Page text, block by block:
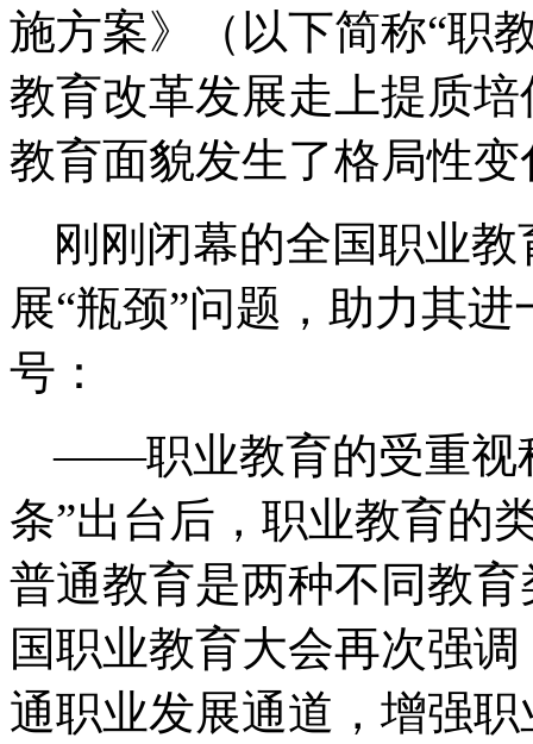
施方案》（以下简称“职
教育改革发展走上提质
教育面貌发生了格局性变
刚刚闭幕的全国职业
展“瓶颈”问题，助力其
号：
——职业教育的受重视
条”出台后，职业教育的
普通教育是两种不同教
国职业教育大会再次强
通职业发展通道，增强